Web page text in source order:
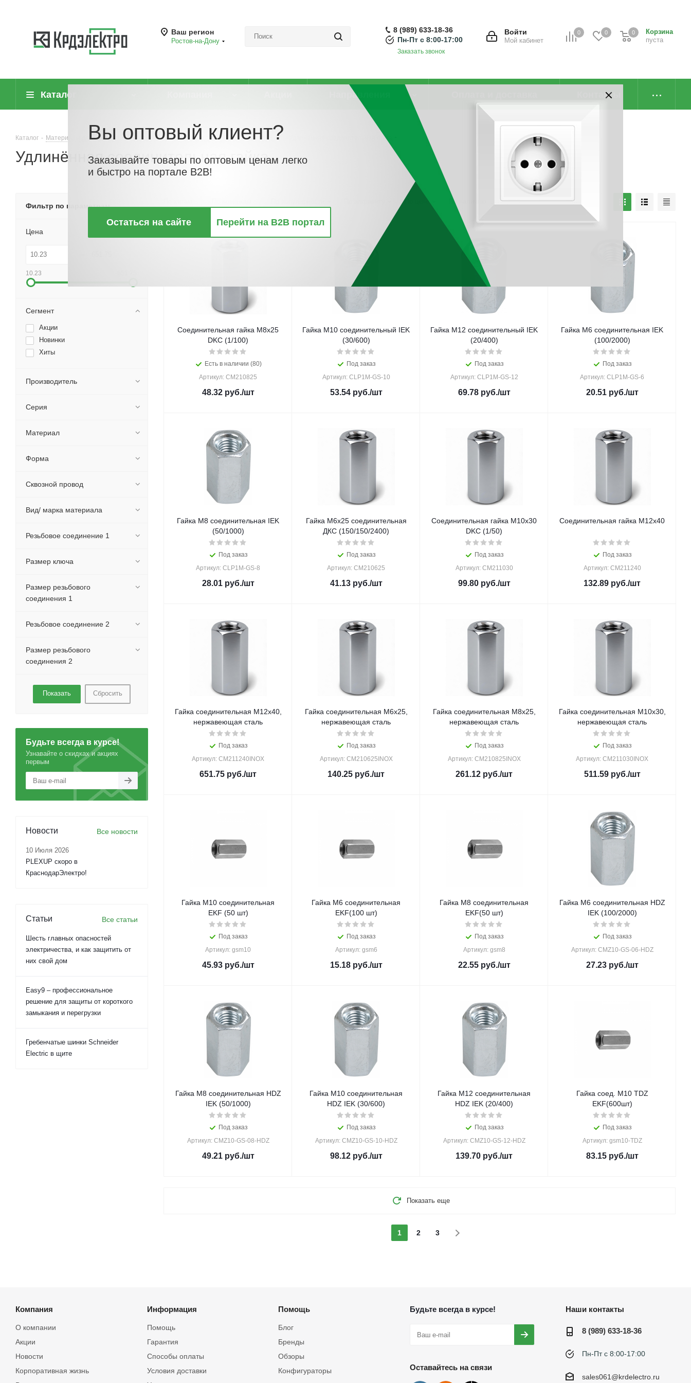
Ваш регион
Ростов-на-Дону
0 0
Корзина
пуста
0
Войти
Мой кабинет
8 (989) 633-18-36
Пн-Пт с 8:00-17:00
Заказать звонок
Каталог Направления Контакты
Каталог - Материалы для монтажа - Метизы, крепёжные соединительные элементы Удлинённая соединительная гайка
Удлинённая соединительная гайка
По цене По наличию
Соединительная гайка М8х25
DKC (1/100)
Есть в наличии (80)
Артикул: CM210825
48.32руб./шт
Гайка М10 соединительный IEK
(30/600)
Под заказ
Артикул: CLP1M-GS-10
53.54руб./шт
Гайка М12 соединительный IEK
(20/400)
Под заказ
Артикул: CLP1M-GS-12
69.78руб./шт
Гайка М6 соединительная IEK
(100/2000)
Под заказ
Артикул: CLP1M-GS-6
20.51руб./шт
Гайка М8 соединительная IEK
(50/1000)
Под заказ
Артикул: CLP1M-GS-8
28.01руб./шт
Гайка М6х25 соединительная
ДКС (150/150/2400)
Под заказ
Артикул: CM210625
41.13руб./шт
Соединительная гайка М10х30
DKC (1/50)
Под заказ
Артикул: CM211030
99.80руб./шт
Соединительная гайка М12х40
Под заказ
Артикул: CM211240
132.89 руб./шт
Гайка соединительная М12х40,
нержавеющая сталь
Под заказ
Артикул: CM211240INOX
651.75 руб./шт
Гайка соединительная М6х25,
нержавеющая сталь
Под заказ
Артикул: CM210625INOX
140.25 руб./шт
Гайка соединительная М8х25,
нержавеющая сталь
Под заказ
Артикул: CM210825INOX
261.12 руб./шт
Гайка соединительная М10х30,
нержавеющая сталь
Под заказ
Артикул: CM211030INOX
511.59руб./шт
Гайка М10 соединительная
EKF (50 шт)
Под заказ
Артикул: gsm10
45.93руб./шт
Гайка М6 соединительная
EKF(100 шт)
Под заказ
Артикул: gsm6
15.18руб./шт
Гайка М8 соединительная
EKF(50 шт)
Под заказ
Артикул: gsm8
22.55руб./шт
Гайка М6 соединительная HDZ
IEK (100/2000)
Под заказ
Артикул: CMZ10-GS-06-HDZ
27.23руб./шт
Гайка М8 соединительная HDZ
IEK (50/1000)
Под заказ
Артикул: CMZ10-GS-08-HDZ
49.21руб./шт
Гайка М10 соединительная
HDZ IEK (30/600)
Под заказ
Артикул: CMZ10-GS-10-HDZ
98.12руб./шт
Гайка М12 соединительная
HDZ IEK (20/400)
Под заказ
Артикул: CMZ10-GS-12-HDZ
139.70 руб./шт
Гайка соед. М10 TDZ
EKF(600шт)
Под заказ
Артикул: gsm10-TDZ
83.15руб./шт
Показать еще
1 2 3
Фильтр по параметрам
Цена
10.23
Сегмент
Акции
Новинки
Хиты
Производитель
Серия
Материал
Форма
Сквозной провод
Вид/ марка материала
Резьбовое соединение 1
Размер ключа
Размер резьбового
соединения 1
Резьбовое соединение 2
Размер резьбового
соединения 2
Сбросить
Будьте всегда в курсе!
Узнавайте о скидках и акциях
первым
Новости Все новости
10 Июля 2026
PLEXUP скоро в
КраснодарЭлектро!
Статьи Все статьи
Шесть главных опасностей
электричества, и как защитить от
них свой дом
Easy9 – профессиональное
решение для защиты от короткого
замыкания и перегрузки
Гребенчатые шинки Schneider
Electric в щите
Компания
О компании
Акции
Новости
Корпоративная жизнь
Информация
Помощь
Гарантия
Способы оплаты
Условия доставки
Помощь
Блог
Бренды
Обзоры
Конфигураторы
Будьте всегда в курсе!
Оставайтесь на связи
Наши контакты
8 (989) 633-18-36
Пн-Пт с 8:00-17:00
sales061@krdelectro.ru
Вы оптовый клиент?
Заказывайте товары по оптовым ценам легко
и быстро на портале B2B!
Остаться на сайте Перейти на B2B портал